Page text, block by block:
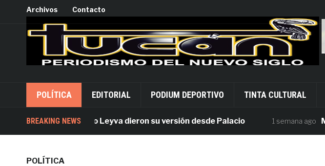
Archivos Contacto
POLÍTICA EDITORIAL PODIUM DEPORTIVO TINTA CULTURAL
BREAKING NEWS
por Alejandro Leyva dieron su versión desde Palacio 1 semana ago
POLÍTICA